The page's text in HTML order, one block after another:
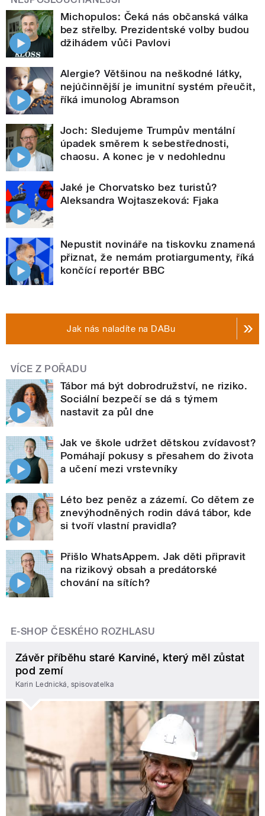
Michopulos: Čeká nás občanská válka
bez střelby. Prezidentské volby budou
džihádem vůči Pavlovi
Alergie? Většinou na neškodné látky,
nejúčinnější je imunitní systém přeučit,
říká imunolog Abramson
Joch: Sledujeme Trumpův mentální
úpadek směrem k sebestřednosti,
chaosu. A konec je v nedohlednu
Jaké je Chorvatsko bez turistů?
Aleksandra Wojtaszeková: Fjaka
Nepustit novináře na tiskovku znamená
přiznat, že nemám protiargumenty, říká
končící reportér BBC
Jak nás naladíte na DABu
VÍCE Z POŘADU
Tábor má být dobrodružství, ne riziko.
Sociální bezpečí se dá s týmem
nastavit za půl dne
Jak ve škole udržet dětskou zvídavost?
Pomáhají pokusy s přesahem do života
a učení mezi vrstevníky
Léto bez peněz a zázemí. Co dětem ze
znevýhodněných rodin dává tábor, kde
si tvoří vlastní pravidla?
Přišlo WhatsAppem. Jak děti připravit
na rizikový obsah a predátorské
chování na sítích?
E-SHOP ČESKÉHO ROZHLASU
Závěr příběhu staré Karviné, který měl zůstat
pod zemí
Karin Lednická, spisovatelka